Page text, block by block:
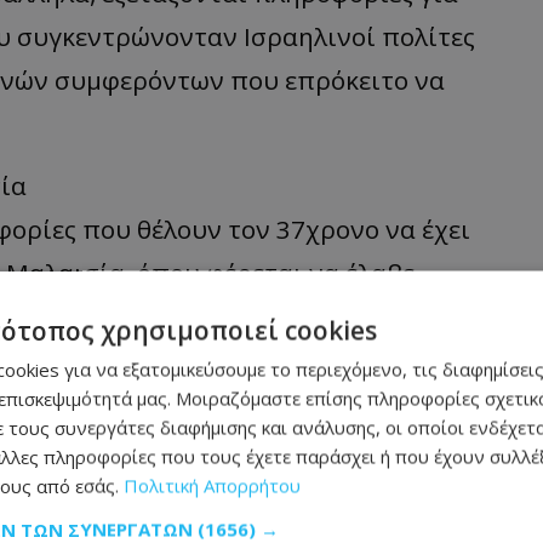
Ισραηλινοί πολίτες
συμφερόντων που επρόκειτο να
που θέλουν τον 37χρονο να έχει
όπου φέρεται να έλαβε
εκρηκτικών μηχανισμών με
Αρχές επιχειρούν πλέον να
δομής και να διαπιστώσουν εάν
που δραστηριοποιούνται σήμερα σε
χρησιμοποιεί cookies
για να εξατομικεύσουμε το περιεχόμενο, τις
μας. Μοιραζόμαστε επίσης πληροφορίες
συνεργάτες διαφήμισης και ανάλυσης, οι οποίοι
πληροφορίες που τους έχετε παράσχει ή που έχουν
από εσάς. Πολιτική Απορρήτου
ΤΩΝ ΣΥΝΕΡΓΑΤΏΝ (1656) →